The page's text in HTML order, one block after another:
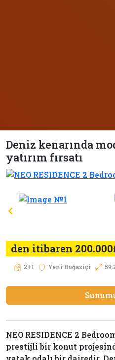
Deniz kenarında
yatırım fırsatı
den itibaren
2+1 Yeni Boğaziçi
NEO RESIDENCE 2
prestijli bir konut